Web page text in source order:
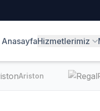
AnasayfaHizmetlerimiz
Ariston